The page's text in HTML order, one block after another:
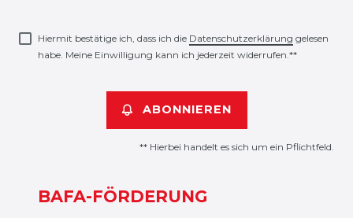
Hiermit bestätige ich, dass ich die Daten­schutz­erklärung gelesen
habe. Meine Einwilligung kann ich jederzeit widerrufen.**
ABONNIEREN
** Hierbei handelt es sich um ein Pflichtfeld.
BAFA-FÖRDERUNG